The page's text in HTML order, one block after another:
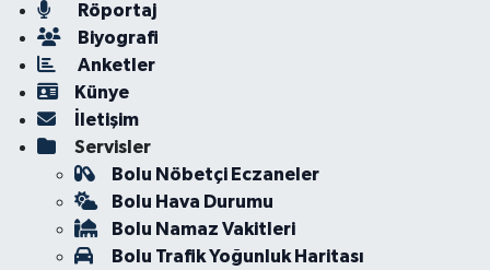
Röportaj
Biyografi
Anketler
Künye
İletişim
Servisler
Bolu Nöbetçi Eczaneler
Bolu Hava Durumu
Bolu Namaz Vakitleri
Bolu Trafik Yoğunluk Haritası